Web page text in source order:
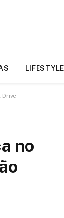
LIFESTYLE
Drive
no